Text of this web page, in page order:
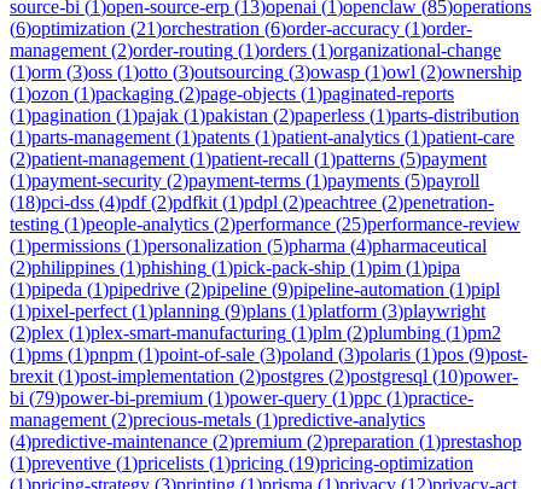
source-bi (1)open-source-erp (13)openai (1)openclaw (85)operations
(6)optimization (21)orchestration (6)order-accuracy (1)order-
management (2)order-routing (1)orders (1)organizational-change
(1)orm (3)oss (1)otto (3)outsourcing (3)owasp (1)owl (2)ownership
(1)ozon (1)packaging (2)page-objects (1)paginated-reports
(1)pagination (1)pajak (1)pakistan (2)paperless (1)parts-distribution
(1)parts-management (1)patents (1)patient-analytics (1)patient-care
(2)patient-management (1)patient-recall (1)patterns (5)payment
(1)payment-security (2)payment-terms (1)payments (5)payroll
(18)pci-dss (4)pdf(2)pdfkit (1)pdpl (2)peachtree (2)penetration-
testing (1)people-analytics (2)performance (25)performance-review
(1)permissions (1)personalization (5)pharma (4)pharmaceutical
(2)philippines (1)phishing (1)pick-pack-ship (1)pim (1)pipa
(1)pipeda (1)pipedrive (2)pipeline (9)pipeline-automation (1)pipl
(1)pixel-perfect (1)planning (9)plans (1)platform (3)playwright
(2)plex (1)plex-smart-manufacturing (1)plm (2)plumbing (1)pm2
(1)pms (1)pnpm (1)point-of-sale (3)poland (3)polaris (1)pos (9)post-
brexit (1)post-implementation (2)postgres (2)postgresql (10)power-
bi (79)power-bi-premium (1)power-query (1)ppc (1)practice-
management (2)precious-metals (1)predictive-analytics
(4)predictive-maintenance (2)premium (2)preparation (1)prestashop
(1)preventive (1)pricelists (1)pricing (19)pricing-optimization
(1)pricing-strategy (3)printing (1)prisma (1)privacy (12)privacy-act